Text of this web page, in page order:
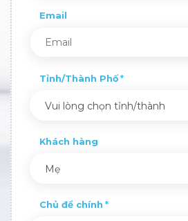
Email
Tỉnh/Thành Phố
Vui lòng chọn tỉnh/thành
Khách hàng
Mẹ
Chủ đề chính